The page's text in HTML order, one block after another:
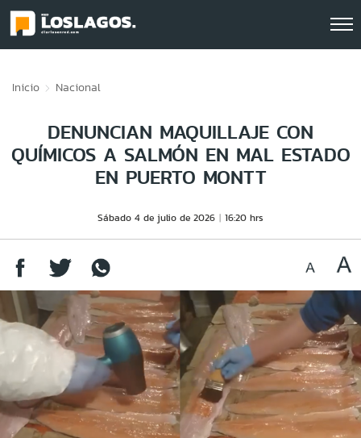
Inicio Nacional
DENUNCIAN MAQUILLAJE CON
QUÍMICOS A SALMÓN EN MAL ESTADO
EN PUERTO MONTT
Sábado 4 de julio de 2026 16:20 hrs